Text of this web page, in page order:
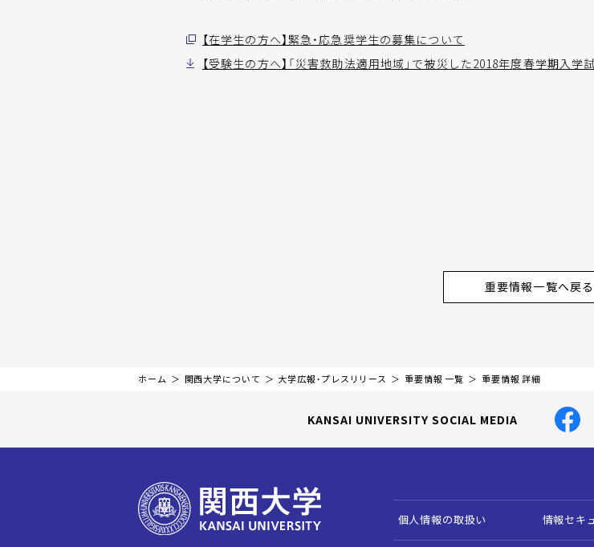
【在学生の方へ】緊急・応急奨学生の募集について
【受験生の方へ】「災害救助法適用地域」で被災した2018年度春学期入
重要情報一覧へ戻る
ホーム 関西大学について 大学広報・プレスリリース 重要情報 一覧 重要情報 詳細
KANSAI UNIVERSITY SOCIAL MEDIA
個人情報の取扱い 情報セキ